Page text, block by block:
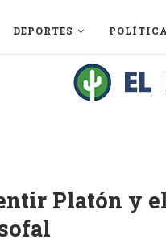
DEPORTES POLÍTICA
Platón y